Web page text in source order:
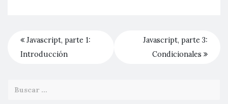
Javascript, parte 1:
Introducción
Javascript, parte 3:
Condicionales